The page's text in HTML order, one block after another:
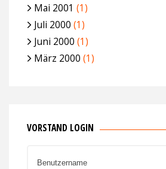
Mai 2001 (1)
Juli 2000 (1)
Juni 2000 (1)
März 2000 (1)
VORSTAND LOGIN
Benutzername